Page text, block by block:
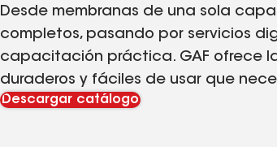
Desde membranas de una sola
completos, pasando por servicios
capacitación práctica. GAF ofrece
duraderos y fáciles de usar que
Descargar catálogo